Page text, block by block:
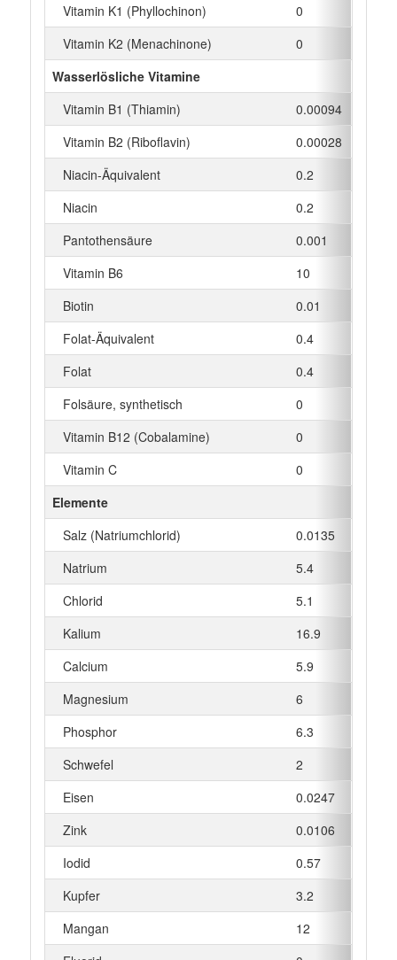
Vitamin K1 (Phyllochinon)
0
Vitamin K2 (Menachinone)
0
Wasserlösliche Vitamine
Vitamin B1 (Thiamin)
0.00094
Vitamin B2 (Riboflavin)
0.00028
Niacin-Äquivalent
0.2
Niacin
0.2
Pantothensäure
0.001
Vitamin B6
10
Biotin
0.01
Folat-Äquivalent
0.4
Folat
0.4
Folsäure, synthetisch
0
Vitamin B12 (Cobalamine)
0
Vitamin C
0
Elemente
Salz (Natriumchlorid)
0.0135
Natrium
5.4
Chlorid
5.1
Kalium
16.9
Calcium
5.9
Magnesium
6
Phosphor
6.3
Schwefel
2
Eisen
0.0247
Zink
0.0106
Iodid
0.57
Kupfer
3.2
Mangan
12